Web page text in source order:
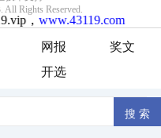
网报
奖文
开选